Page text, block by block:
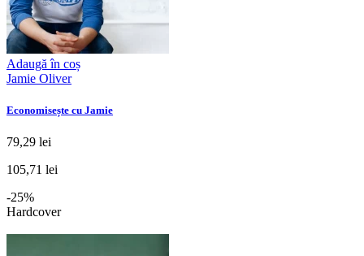
Adaugă în coș
Jamie Oliver
Economisește cu Jamie
79,29 lei
105,71 lei
-25%
Hardcover